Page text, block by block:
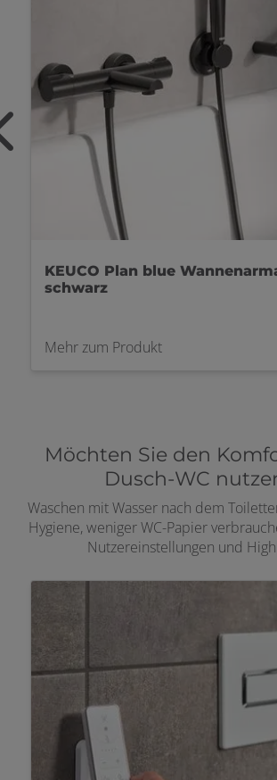
HANSAGENESIS
gebürstet
Mehr zum Produkt
Möchten Sie den
Dusch-WC
Waschen mit Wasser nach dem
Hygiene, weniger WC-Papier
Nutzereinstellungen und